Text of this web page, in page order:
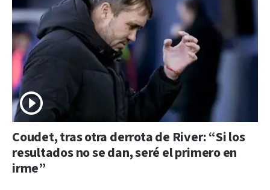
Coudet, tras otra derrota de River: “Si los
resultados no se dan, seré el primero en
irme”